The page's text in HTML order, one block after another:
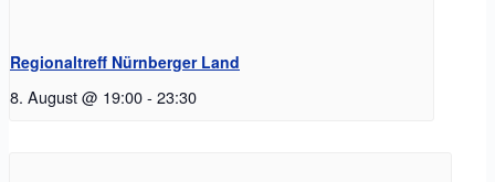
Regionaltreff Nürnberger Land
8. August @ 19:00- 23:30